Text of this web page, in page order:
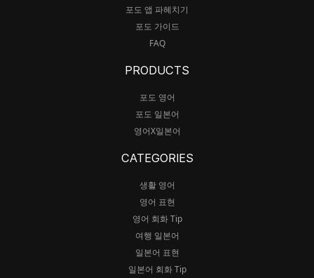
포도 앱 파헤치기
포도 가이드
FAQ
PRODUCTS
포도 영어
포도 일본어
영어X일본어
CATEGORIES
생활 영어
영어 표현
영어 회화 Tip
여행 일본어
일본어 표현
일본어 회화 Tip